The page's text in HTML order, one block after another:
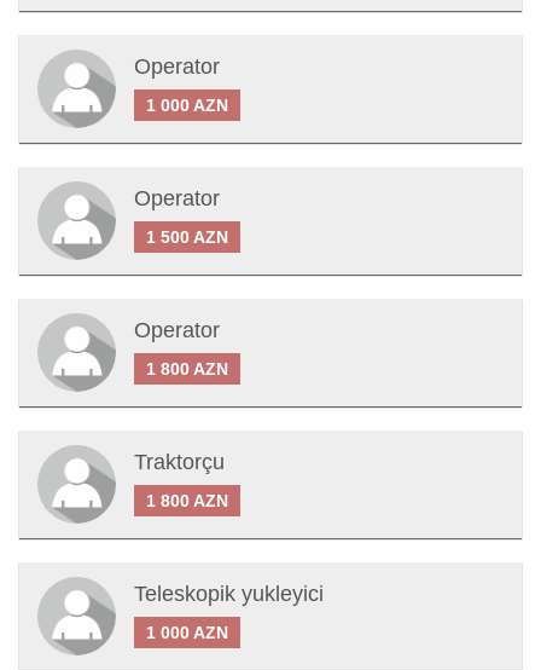
Operator
1 000 AZN
Operator
1 500 AZN
Operator
1 800 AZN
Traktorçu
1 800 AZN
Teleskopik yukleyici
1 000 AZN